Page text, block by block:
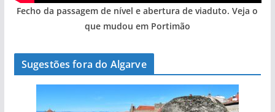
Fecho da passagem de nível e abertura de viaduto. Veja o
que mudou em Portimão
Sugestões fora do Algarve